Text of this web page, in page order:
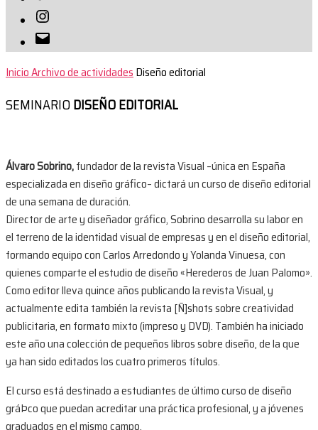
Instagram
Correo
electrónico
InicioArchivo de actividadesDiseño editorial
SEMINARIODISEÑO EDITORIAL
Álvaro Sobrino,fundador de la revista Visual –única en España
especializada en diseño gráfico– dictará un curso de diseño editorial
de una semana de duración.
Director de arte y diseñador gráfico, Sobrino desarrolla su labor en
el terreno de la identidad visual de empresas y en el diseño editorial,
formando equipo con Carlos Arredondo y Yolanda Vinuesa, con
quienes comparte el estudio de diseño «Herederos de Juan Palomo».
Como editor lleva quince años publicando la revista Visual, y
actualmente edita también la revista [Ñ]shots sobre creatividad
publicitaria, en formato mixto (impreso y DVD). También ha iniciado
este año una colección de pequeños libros sobre diseño, de la que
ya han sido editados los cuatro primeros títulos.
El curso está destinado a estudiantes de último curso de diseño
gráÞco que puedan acreditar una práctica profesional, y a jóvenes
graduados en el mismo campo.